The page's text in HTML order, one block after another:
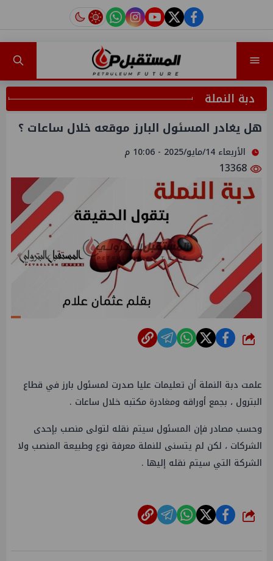
facebook
twitter
youtube
instagram
tiktok
دبة النملة
هل يغادر المسئول البارز موقعه خلال ساعات ؟
الأربعاء 14/مايو/2025 - 10:06 م
شارك
علمت دبة النملة أن تعليمات عليا صدرت لمسئول بارز في قطاع
البترول ، بجمع أوراقه ومغادرة مكتبه خلال ساعات .
وحسب مصادر فإن المسئول سيتم نقله لتولى منصب بإحدى
الشركات ، لكن لم يتسنى للنملة معرفة نوع وطبيعة المنصب ولا
الشركة التي سيتم نقله إليها .
شارك